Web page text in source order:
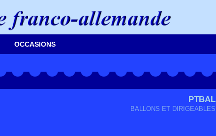
OCCASIONS
PTBAL
BALLONS ET DIRIGEABLES